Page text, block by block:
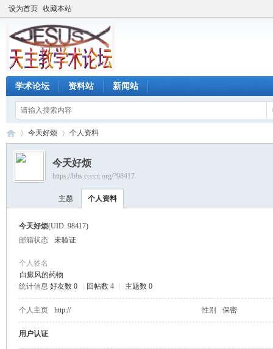
设为首页 收藏本站
学术论坛 资料站 新闻站
›
今天好烦 个人资料
今天好烦
https://bbs.ccccn.org/?98417
主题 个人资料
今天好烦(UID: 98417)
邮箱状态
未验证
个人签名
白癜风的药物
统计信息 好友数 0 回帖数 4 主题数 0
个人主页 http:// 性别 保密
用户认证